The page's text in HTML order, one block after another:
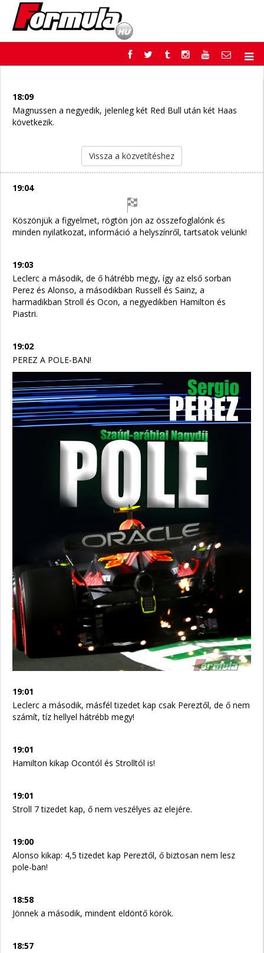
FORMULA
NEMZETKÖZI
HAZAI
RETRO
TIPPJÁTÉK
DIGITÁLIS MAGAZIN
PONTÁLLÁSOK
18:09
Magnussen a negyedik, jelenleg két Red Bull után két Haas
következik.
Vissza a közvetítéshez
19:04
Köszönjük a figyelmet, rögtön jön az összefoglalónk és
minden nyilatkozat, információ a helyszínről, tartsatok velünk!
19:03
Leclerc a második, de ő hátrébb megy, így az első sorban
Perez és Alonso, a másodikban Russell és Sainz, a
harmadikban Stroll és Ocon, a negyedikben Hamilton és
Piastri.
19:02
PEREZ A POLE-BAN!
19:01
Leclerc a második, másfél tizedet kap csak Pereztől, de ő nem
számít, tíz hellyel hátrébb megy!
19:01
Hamilton kikap Ocontól és Strolltól is!
19:01
Stroll 7 tizedet kap, ő nem veszélyes az elejére.
19:00
Alonso kikap: 4,5 tizedet kap Pereztől, ő biztosan nem lesz
pole-ban!
18:58
Jönnek a második, mindent eldöntő körök.
18:57